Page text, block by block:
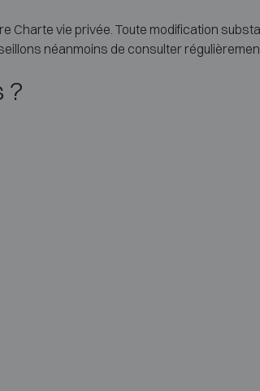
Charte vie privée. Toute modification
néanmoins de consulter
?